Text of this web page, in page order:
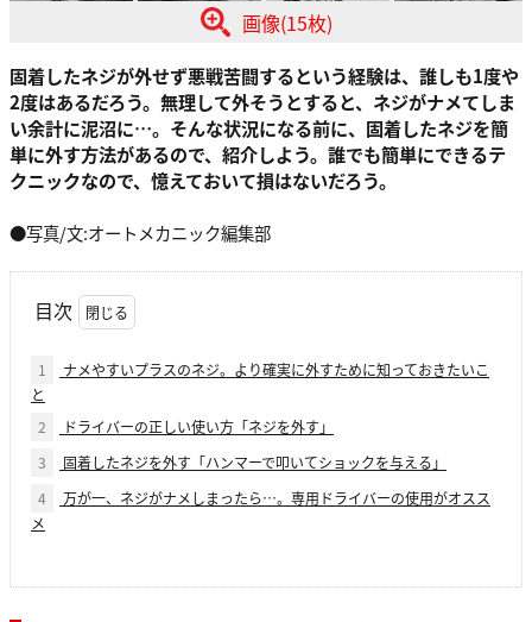
画像(15枚)
固着したネジが外せず悪戦苦闘するという経験は、誰しも1度や
2度はあるだろう。無理して外そうとすると、ネジがナメてしま
い余計に泥沼に…。そんな状況になる前に、固着したネジを簡
単に外す方法があるので、紹介しよう。誰でも簡単にできるテ
クニックなので、憶えておいて損はないだろう。
●写真/文:オートメカニック編集部
目次
1
ナメやすいプラスのネジ。より確実に外すために知っておきたいこ
と
2
ドライバーの正しい使い方「ネジを外す」
3
固着したネジを外す「ハンマーで叩いてショックを与える」
4
万が一、ネジがナメしまったら…。専用ドライバーの使用がオスス
メ